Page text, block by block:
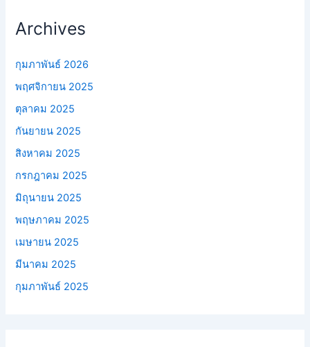
Archives
กุมภาพันธ์ 2026
พฤศจิกายน 2025
ตุลาคม 2025
กันยายน 2025
สิงหาคม 2025
กรกฎาคม 2025
มิถุนายน 2025
พฤษภาคม 2025
เมษายน 2025
มีนาคม 2025
กุมภาพันธ์ 2025